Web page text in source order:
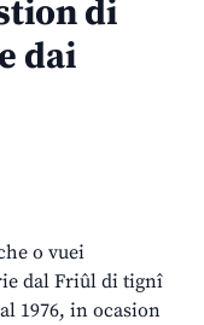
di
dai
o vuei
dal Friûl di tignî
1976, in ocasion